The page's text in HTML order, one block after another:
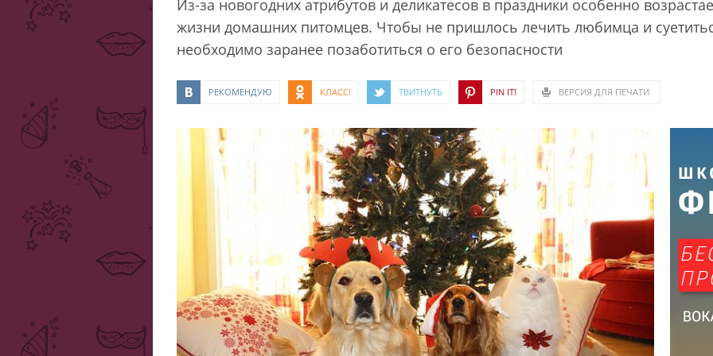
Из-за новогодних атрибутов и деликатесов в праздники особенно
жизни домашних питомцев. Чтобы не пришлось лечить любимца и
необходимо заранее позаботиться о его безопасности
РЕКОМЕНДУЮ КЛАСС! ТВИТНУТЬ PIN IT! ВЕРСИЯ ДЛЯ ПЕЧАТИ